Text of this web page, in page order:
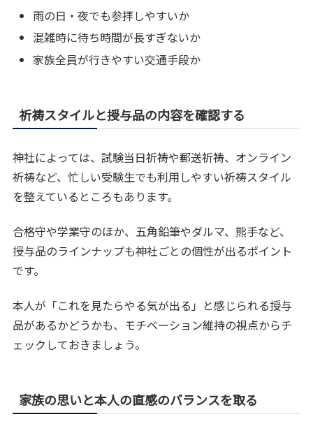
雨の日・夜でも参拝しやすいか
混雑時に待ち時間が長すぎないか
家族全員が行きやすい交通手段か
祈祷スタイルと授与品の内容を確認する
神社によっては、試験当日祈祷や郵送祈祷、オンライン
祈祷など、忙しい受験生でも利用しやすい祈祷スタイル
を整えているところもあります。
合格守や学業守のほか、五角鉛筆やダルマ、熊手など、
授与品のラインナップも神社ごとの個性が出るポイント
です。
本人が「これを見たらやる気が出る」と感じられる授与
品があるかどうかも、モチベーション維持の視点からチ
ェックしておきましょう。
家族の思いと本人の直感のバランスを取る